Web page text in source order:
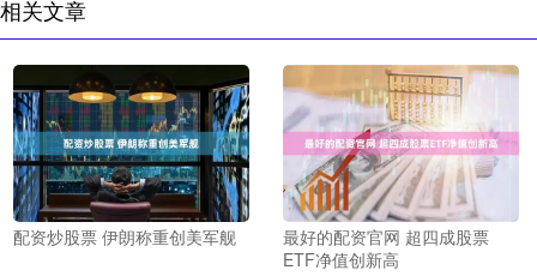
相关文章
配资炒股票 伊朗称重创美军舰
最好的配资官网 超四成股票
ETF净值创新高